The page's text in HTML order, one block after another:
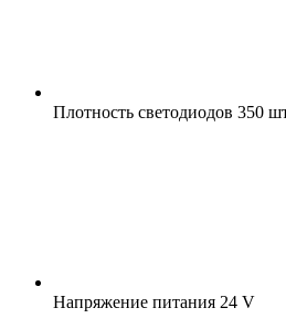
Плотность светодиодов 350
Напряжение питания 24 V